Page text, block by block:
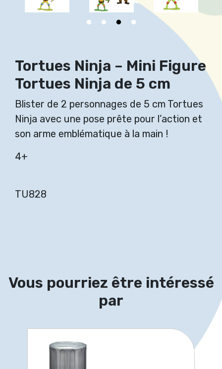
Tortues Ninja – Mini Figure
Tortues Ninja de 5 cm
Blister de 2 personnages de 5 cm Tortues
Ninja avec une pose prête pour l’action et
son arme emblématique à la main !
4+
TU828
Vous pourriez être intéressé
par